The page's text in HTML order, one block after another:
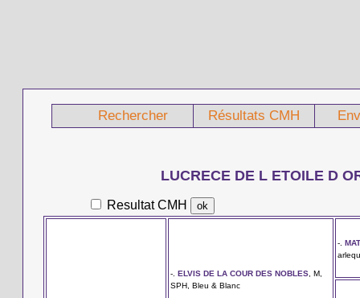
Rechercher Résultats CMH
LUCRECE DE L ETOILE D
Resultat CMH
-. ELVIS DE LA COUR DES NOBLES , M,
SPH, Bleu & Blanc
-.